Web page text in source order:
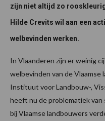
zijn niet altijd zo
Hilde Crevits wil aan een
welbevinden werken.
In Vlaanderen zijn er weinig
welbevinden van de
Instituut voor Landbouw-,
heeft nu de problematiek
bij Vlaamse landbouwers